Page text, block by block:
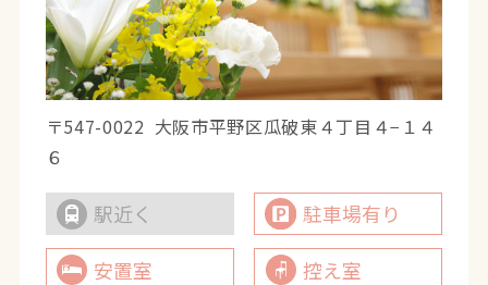
〒547-0022 大阪市平野区瓜破東４丁目４−１４
６
駅近く
駐車場有り
安置室
控え室